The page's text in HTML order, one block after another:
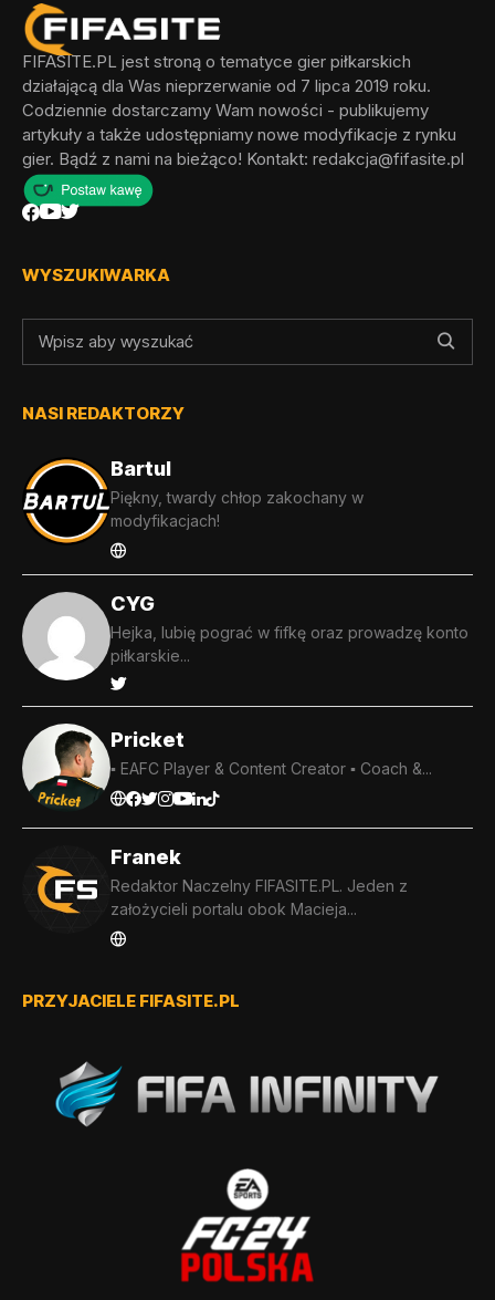
FIFASITE.PL jest stroną o tematyce gier piłkarskich
działającą dla Was nieprzerwanie od 7 lipca 2019 roku.
Codziennie dostarczamy Wam nowości - publikujemy
artykuły a także udostępniamy nowe modyfikacje z rynku
gier. Bądź z nami na bieżąco! Kontakt: redakcja@fifasite.pl
WYSZUKIWARKA
NASI REDAKTORZY
Bartul
Piękny, twardy chłop zakochany w
modyfikacjach!
CYG
Hejka, lubię pograć w fifkę oraz prowadzę konto
piłkarskie...
Pricket
▪️ EAFC Player & Content Creator ▪️ Coach &...
Franek
Redaktor Naczelny FIFASITE.PL. Jeden z
założycieli portalu obok Macieja...
PRZYJACIELE FIFASITE.PL